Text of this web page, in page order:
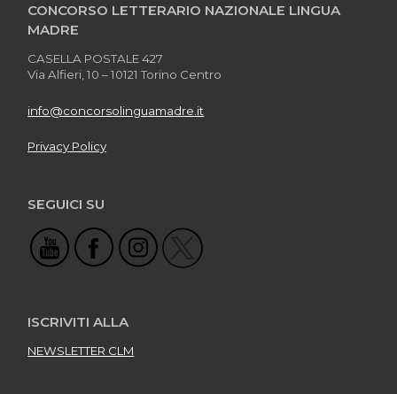
CONCORSO LETTERARIO NAZIONALE LINGUA
MADRE
CASELLA POSTALE 427
Via Alfieri, 10 – 10121 Torino Centro
info@concorsolinguamadre.it
Privacy Policy
SEGUICI SU
ISCRIVITI ALLA
NEWSLETTER CLM